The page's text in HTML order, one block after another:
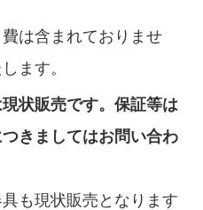
は含まれておりませ
ます。
状販売です。保証等は
きましてはお問い合わ
も現状販売となります